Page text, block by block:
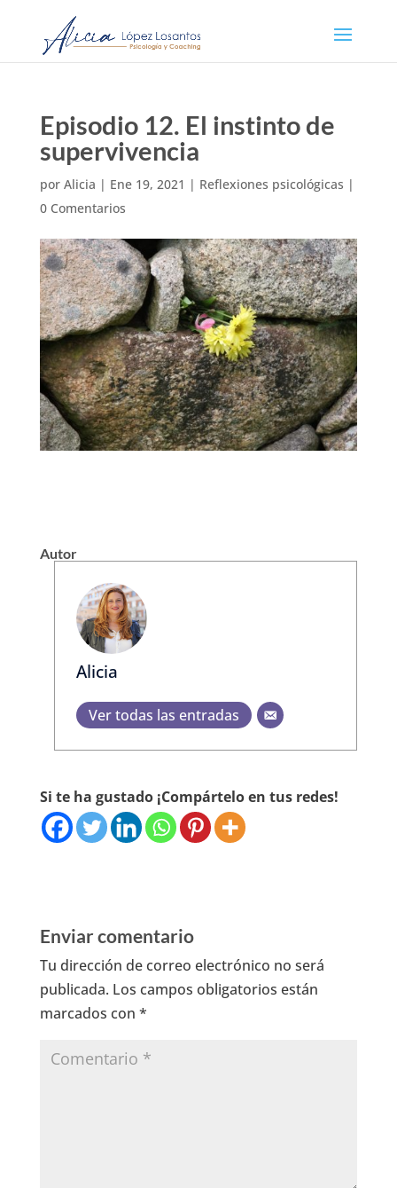
Episodio 12. El instinto de
supervivencia
por Alicia | Ene 19, 2021 | Reflexiones psicológicas |
0 Comentarios
Autor
Alicia
Ver todas las entradas
Si te ha gustado ¡Compártelo en tus redes!
Enviar comentario
Tu dirección de correo electrónico no será
publicada. Los campos obligatorios están
marcados con *